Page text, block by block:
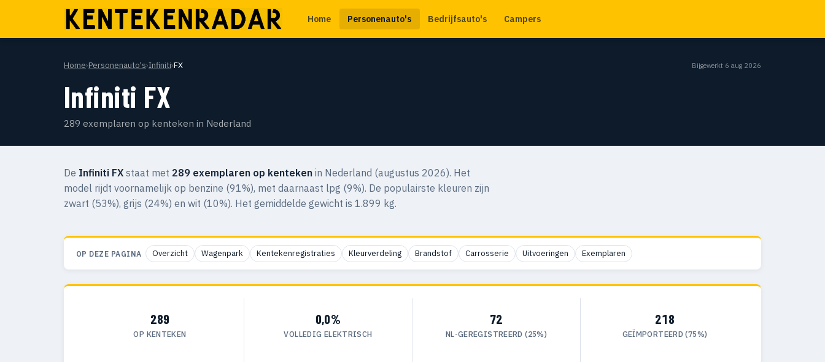
Home Personenauto's Bedrijfsauto's Campers
Home›Personenauto's›Infiniti›FX Bijgewerkt 6 aug 2026
Infiniti FX
289 exemplaren op kenteken in Nederland
De Infiniti FX staat met 289 exemplaren op kenteken in Nederland (augustus 2026). Het
model rijdt voornamelijk op benzine (91%), met daarnaast lpg (9%). De populairste kleuren zijn
zwart (53%), grijs (24%) en wit (10%). Het gemiddelde gewicht is 1.899 kg.
OP DEZE PAGINA Overzicht Wagenpark Kentekenregistraties Kleurverdeling Brandstof Carrosserie Uitvoeringen Exemplaren
289
OP KENTEKEN
0,0%
VOLLEDIG ELEKTRISCH
72
NL-GEREGISTREERD (25%)
218
GEÏMPORTEERD (75%)